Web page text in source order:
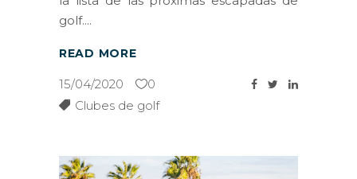
golf.
READ MORE
15/04/2020
0
Clubes de golf